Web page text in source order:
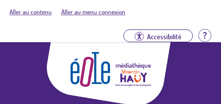
Aller au contenu Aller au menu connexion
Accessibilité